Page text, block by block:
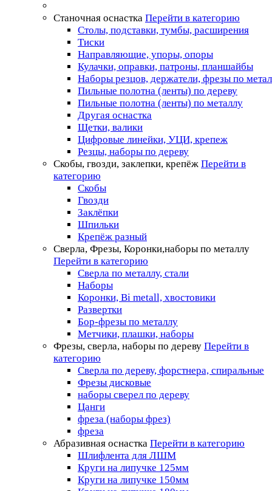
Станочная оснастка Перейти в категорию
Столы, подставки, тумбы, расширения
Тиски
Направляющие, упоры, опоры
Кулачки, оправки, патроны, планшайбы
Наборы резцов, держатели, фрезы по
Пильные полотна (ленты) по дереву
Пильные полотна (ленты) по металлу
Другая оснастка
Щетки, валики
Цифровые линейки, УЦИ, крепеж
Резцы, наборы по дереву
Скобы, гвозди, заклепки, крепёж Перейти в
категорию
Скобы
Гвозди
Заклёпки
Шпильки
Крепёж разный
Сверла, Фрезы, Коронки,наборы по металлу
Перейти в категорию
Сверла по металлу, стали
Наборы
Коронки, Bi metall, хвостовики
Развертки
Бор-фрезы по металлу
Метчики, плашки, наборы
Фрезы, сверла, наборы по дереву Перейти в
категорию
Сверла по дереву, форстнера, спиральные
Фрезы дисковые
наборы сверел по дереву
Цанги
фреза (наборы фрез)
фреза
Абразивная оснастка Перейти в категорию
Шлифлента для ЛШМ
Круги на липучке 125мм
Круги на липучке 150мм